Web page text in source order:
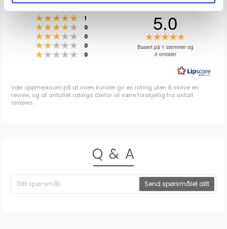
Karakter: 5 av 5 mulige
1
Karakter: 4 av 5 mulige
0
Karakter: 3 av 5 mulige
0
Karakter: 2 av 5 mulige
0
Karakter: 1 av 5 mulige
0
5.0
5.0
5
mulige
Basert på 1 stemmer og
0 omtaler
Vær oppmerksom på at noen kunder gir en rating uten å skrive en
review, og at antallet ratings derfor vil være forskjellig fra antall
reviews.
Q & A
Send spørsmålet ditt